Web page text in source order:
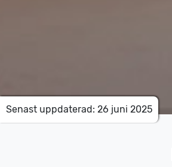
Senast uppdaterad: 26 juni 2025